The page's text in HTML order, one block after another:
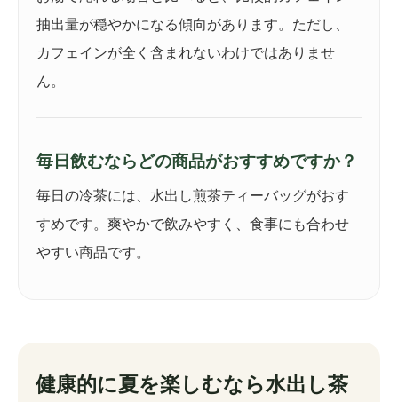
抽出量が穏やかになる傾向があります。ただし、
カフェインが全く含まれないわけではありませ
ん。
毎日飲むならどの商品がおすすめですか？
毎日の冷茶には、水出し煎茶ティーバッグがおす
すめです。爽やかで飲みやすく、食事にも合わせ
やすい商品です。
健康的に夏を楽しむなら水出し茶